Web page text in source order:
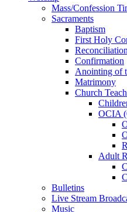
Mass/Confession
Sacraments
Baptism
First Holy
Reconciliation
Confirmation
Anointing of
Matrimony
Church
OCIA
Adult
Bulletins
Live Stream
Music